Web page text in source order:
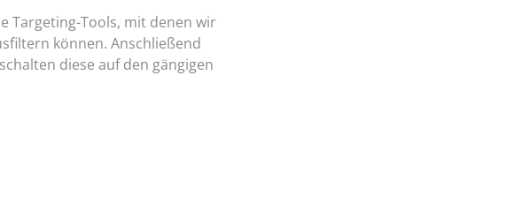
Targeting-Tools, mit denen wir
können. Anschließend
diese auf den gängigen